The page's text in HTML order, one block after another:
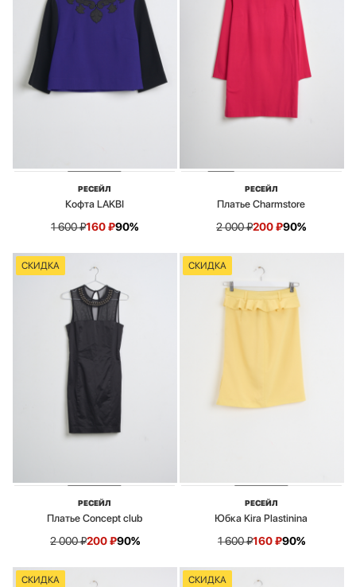
РЕСЕЙЛ
Кофта LAKBI
1 600₽160₽90%
РЕСЕЙЛ
Платье Charmstore
2 000₽200₽90%
СКИДКА
РЕСЕЙЛ
Платье Concept club
2 000₽200₽90%
СКИДКА
РЕСЕЙЛ
Юбка Kira Plastinina
1 600₽160₽90%
СКИДКА СКИДКА